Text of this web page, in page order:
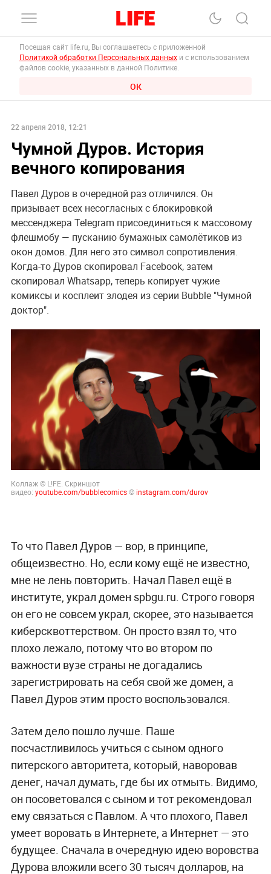
Посещая сайт life.ru, Вы соглашаетесь с приложенной
Политикой обработки Персональных данных и с использованием
файлов cookie, указанных в данной Политике.
ОК
22 апреля 2018, 12:21
Чумной Дуров. История
вечного копирования
Павел Дуров в очередной раз отличился. Он
призывает всех несогласных с блокировкой
мессенджера Telegram присоединиться к массовому
флешмобу — пусканию бумажных самолётиков из
окон домов. Для него это символ сопротивления.
Когда-то Дуров скопировал Facebook, затем
скопировал Whatsapp, теперь копирует чужие
комиксы и косплеит злодея из серии Bubble "Чумной
доктор".
Коллаж © L!FE. Скриншот
видео: youtube.com/bubblecomics© instagram.com/durov
То что Павел Дуров — вор, в принципе,
общеизвестно. Но, если кому ещё не известно,
мне не лень повторить. Начал Павел ещё в
институте, украл домен spbgu.ru. Строго говоря
он его не совсем украл, скорее, это называется
киберсквоттерством. Он просто взял то, что
плохо лежало, потому что во втором по
важности вузе страны не догадались
зарегистрировать на себя свой же домен, а
Павел Дуров этим просто воспользовался.
Затем дело пошло лучше. Паше
посчастливилось учиться с сыном одного
питерского авторитета, который, наворовав
денег, начал думать, где бы их отмыть. Видимо,
он посоветовался с сыном и тот рекомендовал
ему связаться с Павлом. А что плохого, Павел
умеет воровать в Интернете, а Интернет — это
будущее. Сначала в очередную идею воровства
Дурова вложили всего 30 тысяч долларов, на